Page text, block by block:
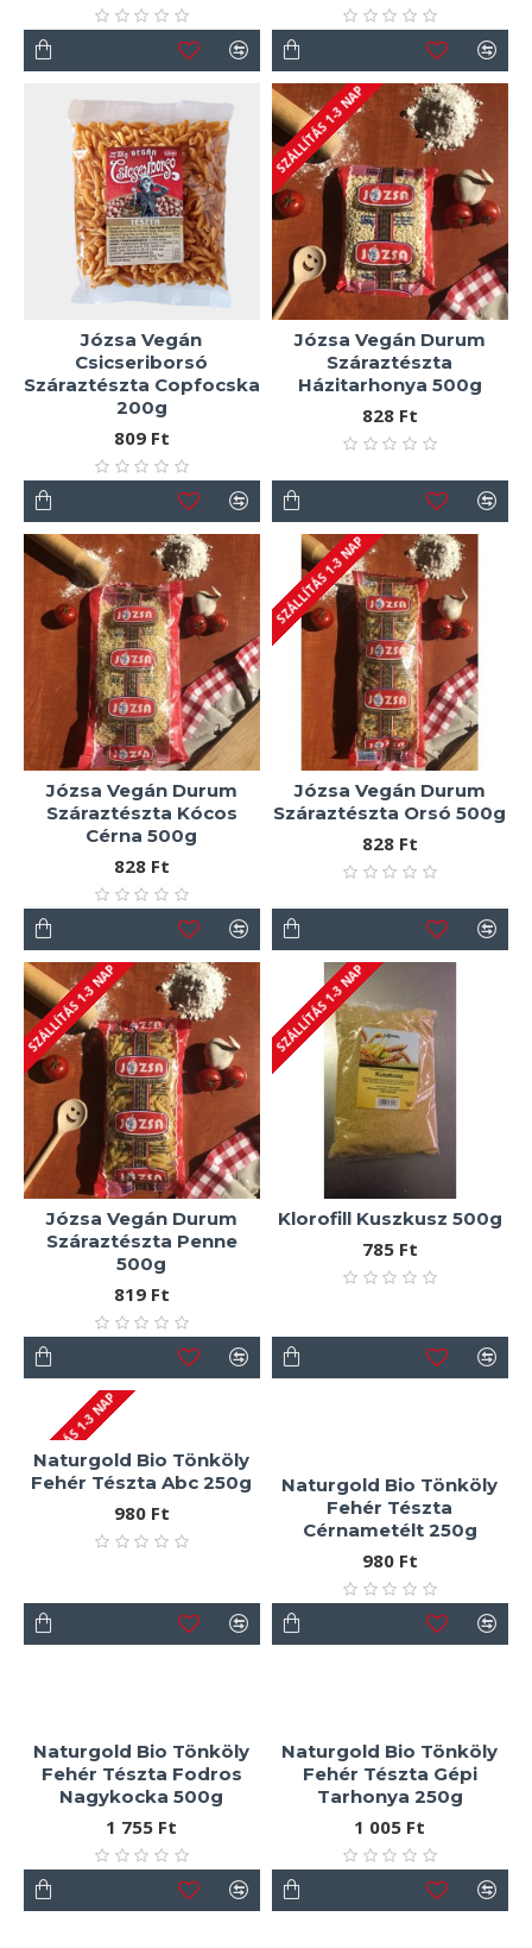
Józsa Vegán
Csicseriborsó
Száraztészta Copfocska
200g
809 Ft
SZÁLLÍTÁS 1-3 NAP
Józsa Vegán Durum
Száraztészta
Házitarhonya 500g
828 Ft
Józsa Vegán Durum
Száraztészta Kócos
Cérna 500g
828 Ft
SZÁLLÍTÁS 1-3 NAP
Józsa Vegán Durum
Száraztészta Orsó 500g
828 Ft
SZÁLLÍTÁS 1-3 NAP
Józsa Vegán Durum
Száraztészta Penne
500g
819 Ft
SZÁLLÍTÁS 1-3 NAP
Klorofill Kuszkusz 500g
785 Ft
SZÁLLÍTÁS 1-3 NAP
Naturgold Bio Tönköly
Fehér Tészta Abc 250g
980 Ft
Naturgold Bio Tönköly
Fehér Tészta
Cérnametélt 250g
980 Ft
Naturgold Bio Tönköly
Fehér Tészta Fodros
Nagykocka 500g
1 755 Ft
Naturgold Bio Tönköly
Fehér Tészta Gépi
Tarhonya 250g
1 005 Ft